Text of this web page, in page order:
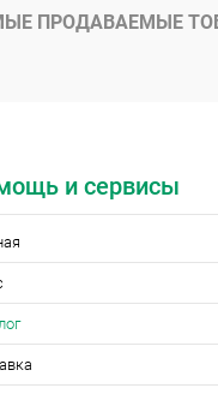
в наличии
ПРОДАВАЕМЫЕ
и сервисы